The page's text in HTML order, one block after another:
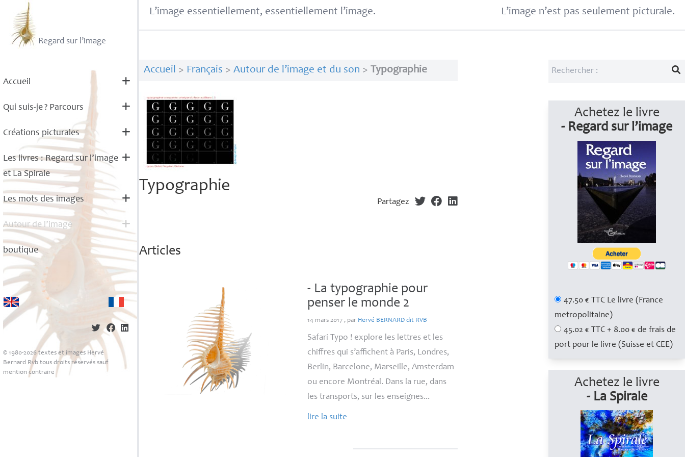
Regard sur l’image
Accueil
Qui suis-je? Parcours
Créations picturales
Les livres : Regard sur l’image
et La Spirale
Les mots des images
Autour de l’image
boutique
© 1980-2026 textes et images Hervé
Bernard Rvb tous droits réservés sauf
mention contraire
L’image essentiellement, essentiellement l’image. L’image n’est pas seulement picturale.
Accueil > Français > Autour de l’image et du son > Typographie
Typographie
Partagez
Articles
- La typographie pour
penser le monde 2
14 mars 2017 , par Hervé BERNARDdit RVB
Safari Typo ! explore les lettres et les
chiffres qui s’affichent à Paris, Londres,
Berlin, Barcelone, Marseille, Amsterdam
ou encore Montréal. Dans la rue, dans
les transports, sur les enseignes...
lire la suite
Achetez le livre
- Regard sur l’image
47.50 € TTC Le livre (France
metropolitaine)
45.02 € TTC + 8.00 € de frais de
port pour le livre (Suisse et CEE)
Achetez le livre
- La Spirale